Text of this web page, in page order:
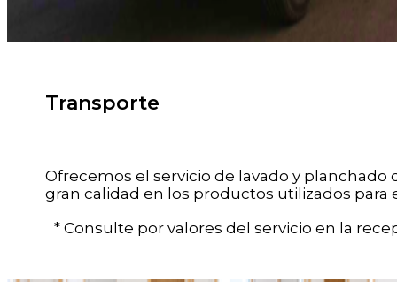
Transporte
Ofrecemos el servicio de lavado y
gran calidad en los productos utilizados para
* Consulte por valores del servicio en la